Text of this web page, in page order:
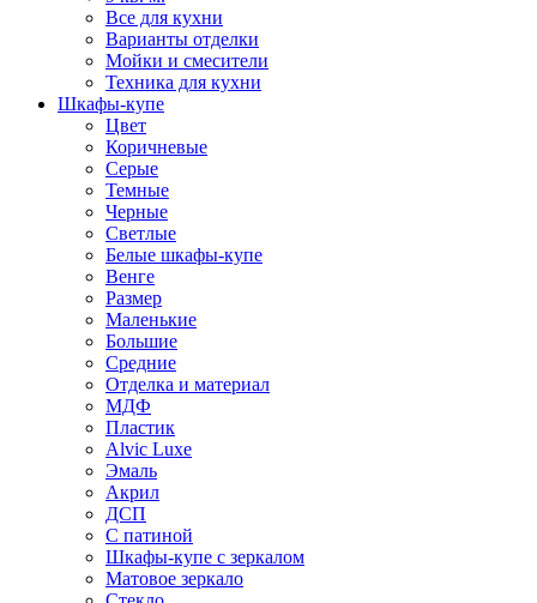
Все для кухни
Варианты отделки
Мойки и смесители
Техника для кухни
Шкафы-купе
Цвет
Коричневые
Серые
Темные
Черные
Светлые
Белые шкафы-купе
Венге
Размер
Маленькие
Большие
Средние
Отделка и материал
МДФ
Пластик
Alvic Luxe
Эмаль
Акрил
ДСП
С патиной
Шкафы-купе с зеркалом
Матовое зеркало